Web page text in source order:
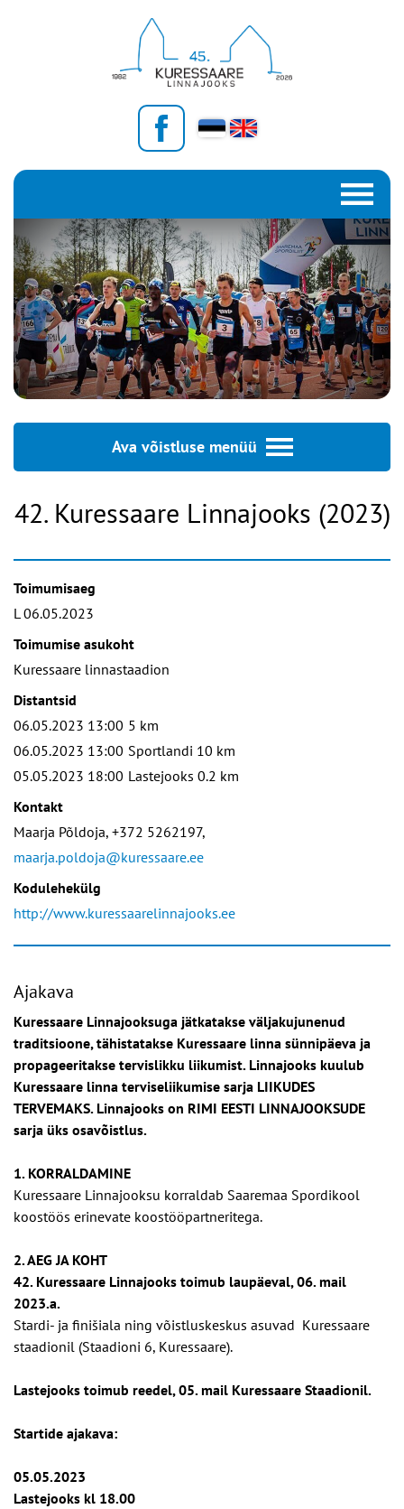
Ava võistluse menüü
42. Kuressaare Linnajooks (2023)
Toimumisaeg
L 06.05.2023
Toimumise asukoht
Kuressaare linnastaadion
Distantsid
06.05.2023 13:00 5 km
06.05.2023 13:00 Sportlandi 10 km
05.05.2023 18:00 Lastejooks 0.2 km
Kontakt
Maarja Põldoja, +372 5262197,
maarja.poldoja@kuressaare.ee
Kodulehekülg
http://www.kuressaarelinnajooks.ee
Ajakava
Kuressaare Linnajooksuga jätkatakse väljakujunenud
traditsioone, tähistatakse Kuressaare linna sünnipäeva ja
propageeritakse tervislikku liikumist. Linnajooks kuulub
Kuressaare linna terviseliikumise sarja LIIKUDES
TERVEMAKS. Linnajooks on RIMI EESTI LINNAJOOKSUDE
sarja üks osavõistlus.
1. KORRALDAMINE
Kuressaare Linnajooksu korraldab Saaremaa Spordikool
koostöös erinevate koostööpartneritega.
2. AEG JA KOHT
42. Kuressaare Linnajooks toimub laupäeval, 06. mail
2023.a.
Stardi- ja finišiala ning võistluskeskus asuvad Kuressaare
staadionil (Staadioni 6, Kuressaare).
Lastejooks toimub reedel, 05. mail Kuressaare Staadionil.
Startide ajakava:
05.05.2023
Lastejooks kl 18.00